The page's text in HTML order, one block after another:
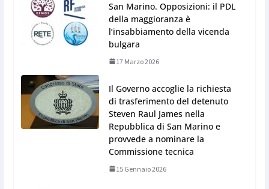
San Marino. Opposizioni: il PDL
della maggioranza è
l’insabbiamento della vicenda
bulgara
17 Marzo 2026
Il Governo accoglie la richiesta
di trasferimento del detenuto
Steven Raul James nella
Repubblica di San Marino e
provvede a nominare la
Commissione tecnica
15 Gennaio 2026